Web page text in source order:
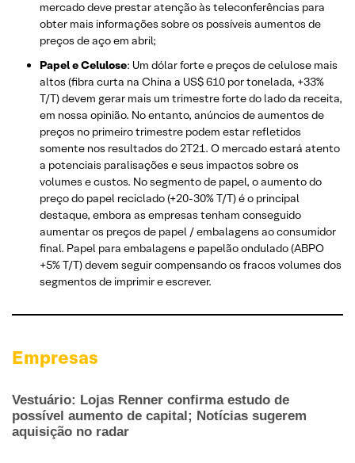
mercado deve prestar atenção às teleconferências para
obter mais informações sobre os possíveis aumentos de
preços de aço em abril;
Papel e Celulose: Um dólar forte e preços de celulose mais
altos (fibra curta na China a US$ 610 por tonelada, +33%
T/T) devem gerar mais um trimestre forte do lado da receita,
em nossa opinião. No entanto, anúncios de aumentos de
preços no primeiro trimestre podem estar refletidos
somente nos resultados do 2T21. O mercado estará atento
a potenciais paralisações e seus impactos sobre os
volumes e custos. No segmento de papel, o aumento do
preço do papel reciclado (+20-30% T/T) é o principal
destaque, embora as empresas tenham conseguido
aumentar os preços de papel / embalagens ao consumidor
final. Papel para embalagens e papelão ondulado (ABPO
+5% T/T) devem seguir compensando os fracos volumes dos
segmentos de imprimir e escrever.
Empresas
Vestuário: Lojas Renner confirma estudo de
possível aumento de capital; Notícias sugerem
aquisição no radar